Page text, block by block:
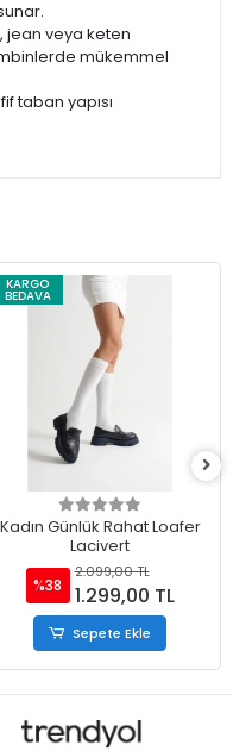
jean veya keten
mükemmel
taban yapısı
KARGO
BEDAVA
Kadın Günlük Rahat Loafer
Lacivert
%38
2.099,00 TL
1.299,00 TL
Sepete Ekle